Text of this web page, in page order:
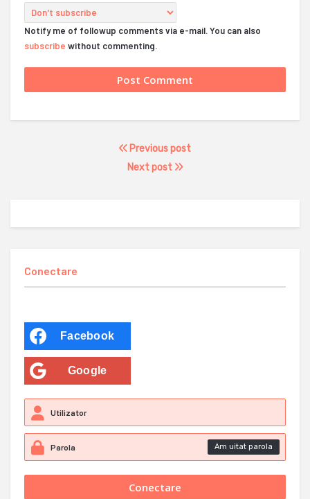
Notify me of followup comments via e-mail. You can also
subscribe without commenting.
Previous post
Next post
Conectare
Facebook
Google
Am uitat parola